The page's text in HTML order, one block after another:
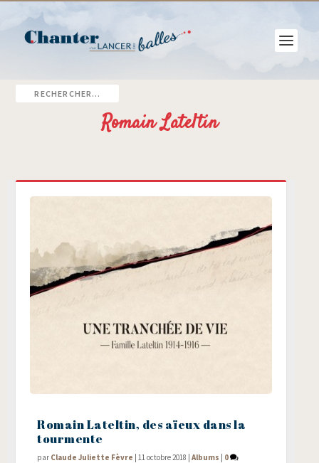
Romain Lateltin
Romain Lateltin, des aïeux dans la
tourmente
par Claude Juliette Fèvre | 11 octobre 2018 |Albums | 0